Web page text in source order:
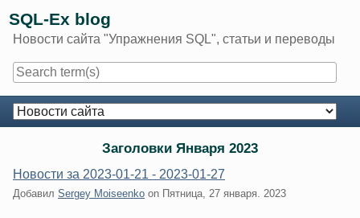
content
SQL-Ex blog
Новости сайта "Упражнения SQL", статьи и переводы
Navigation
Заголовки Января 2023
Новости за 2023-01-21 - 2023-01-27
Добавил Sergey Moiseenko on Пятница, 27 января. 2023